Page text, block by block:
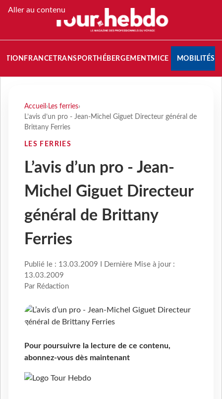
Aller au contenu
FRANCETRANSPORT HÉBERGEMENTMICE MOBILITÉS
Accueil › Les ferries›
L’avis d’un pro - Jean-Michel Giguet Directeur général de
Brittany Ferries
LES FERRIES
L’avis d’un pro - Jean-
Michel Giguet Directeur
général de Brittany
Ferries
Publié le : 13.03.2009 I Dernière Mise à jour :
13.03.2009
Par Rédaction
Pour poursuivre la lecture de ce contenu,
abonnez-vous dès maintenant